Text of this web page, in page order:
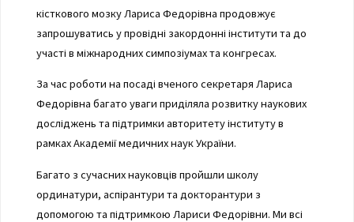
кісткового мозку Лариса Федорівна продовжує
запрошуватись у провідні закордонні інститути та до
участі в міжнародних симпозіумах та конгресах.
За час роботи на посаді вченого секретаря Лариса
Федорівна багато уваги приділяла розвитку наукових
досліджень та підтримки авторитету інституту в
рамках Академії медичних наук України.
Багато з сучасних науковців пройшли школу
ординатури, аспірантури та докторантури з
допомогою та підтримкою Лариси Федорівни. Ми всі